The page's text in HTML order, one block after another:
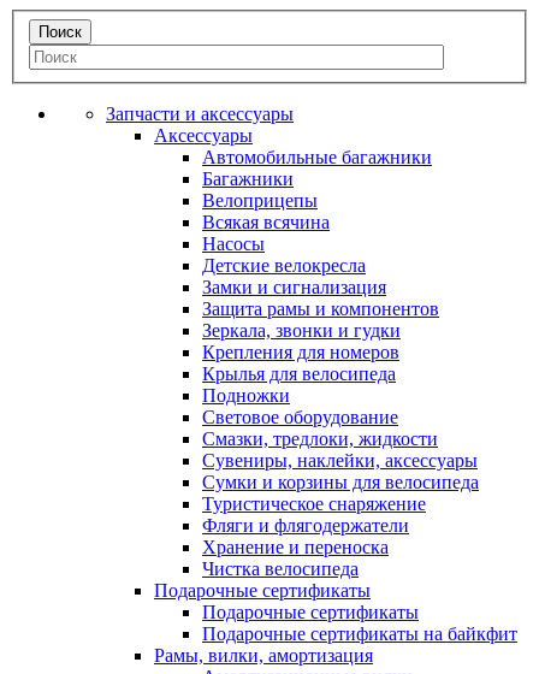
Запчасти и аксессуары
Аксессуары
Автомобильные багажники
Багажники
Велоприцепы
Всякая всячина
Насосы
Детские велокресла
Замки и сигнализация
Защита рамы и компонентов
Зеркала, звонки и гудки
Крепления для номеров
Крылья для велосипеда
Подножки
Световое оборудование
Смазки, тредлоки, жидкости
Сувениры, наклейки, аксессуары
Сумки и корзины для велосипеда
Туристическое снаряжение
Фляги и флягодержатели
Хранение и переноска
Чистка велосипеда
Подарочные сертификаты
Подарочные сертификаты
Подарочные сертификаты на байкфит
Рамы, вилки, амортизация